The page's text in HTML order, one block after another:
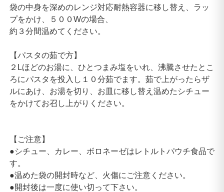
袋の中身を深めのレンジ対応耐熱容器に移し替え、ラッ
プをかけ、５００Wの場合、
約３分間温めてください。
【パスタの茹で方】
２Lほどのお湯に、ひとつまみ塩をいれ、沸騰させたとこ
ろにパスタを投入し１０分茹でます。茹で上がったらザ
ルにあけ、お湯を切り、お皿に移し替え温めたシチュー
をかけてお召し上がりください。
【ご注意】
●シチュー、カレー、ボロネーゼはレトルトパウチ食品で
す。
●温めた袋の開封時など、火傷にご注意ください。
●開封後は一度に使い切って下さい。